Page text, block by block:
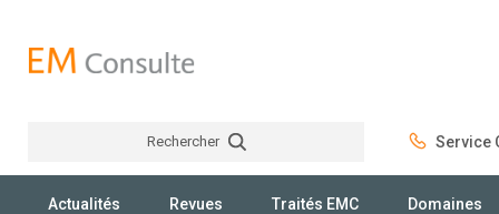
Rechercher Service
Actualités Revues Traités EMC Domaines